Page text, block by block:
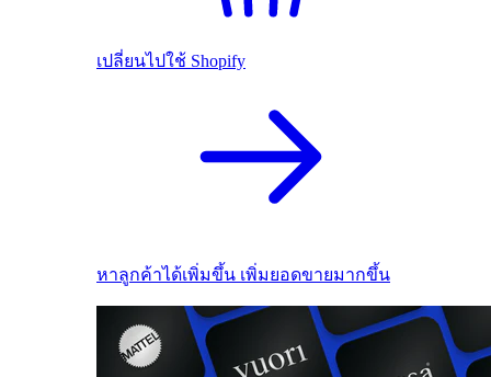
เปลี่ยนไปใช้ Shopify
หาลูกค้าได้เพิ่มขึ้น เพิ่มยอดขายมากขึ้น